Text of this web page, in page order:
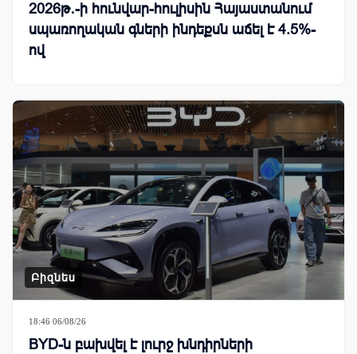
2026թ․-ի հունվար-հուլիսին Հայաստանում
սպառողական գների ինդեքսն աճել է 4.5%-
ով
Բիզնես
18:46 06/08/26
BYD-ն բախվել է լուրջ խնդիրների